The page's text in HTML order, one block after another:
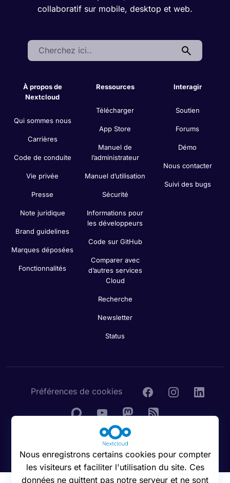
collaboratif sur mobile, desktop et web.
Search:
À propos de
Nextcloud
Qui sommes nous
Carrières
Code de conduite
Vie privée
Presse
Note juridique
Brand guidelines
Marques déposées
Fonctionnalités
Ressources
Télécharger
App Store
Manuel de
l’administrateur
Manuel d’utilisation
Sécurité
Informations pour
les développeurs
Code sur GitHub
Comparer avec
d’autres services
Cloud
Recherche
Newsletter
Status
Interagir
Soutien
Forums
Démo
Nous contacter
Suivi des bugs
Préférences de cookies
Nous enregistrons certains cookies pour compter
les visiteurs et faciliter l'utilisation du site. Ces
données ne quittent pas notre serveur et ne sont